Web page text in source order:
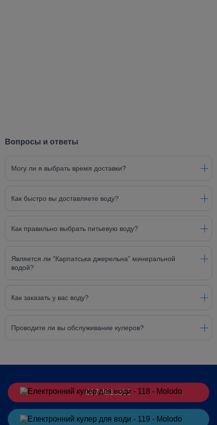
Вопросы и ответы
Могу ли я выбрать время доставки?
Как быстро вы доставляете воду?
Как правильно выбрать питьевую воду?
Является ли "Карпатська джерельна" минеральной
водой?
Как заказать у вас воду?
Проводите ли вы обслуживание кулеров?
067 4913385
Заказатьв Telegram